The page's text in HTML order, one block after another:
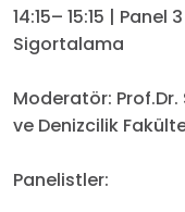
14:15– 15:15 |
Sigortalama
Moderatör: Prof.Dr.
ve Denizcilik
Panelistler: